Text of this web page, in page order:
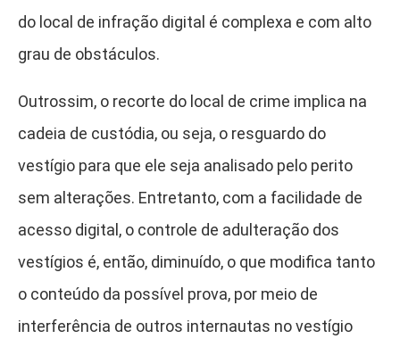
do local de infração digital é complexa e com alto
grau de obstáculos.
Outrossim, o recorte do local de crime implica na
cadeia de custódia, ou seja, o resguardo do
vestígio para que ele seja analisado pelo perito
sem alterações. Entretanto, com a facilidade de
acesso digital, o controle de adulteração dos
vestígios é, então, diminuído, o que modifica tanto
o conteúdo da possível prova, por meio de
interferência de outros internautas no vestígio